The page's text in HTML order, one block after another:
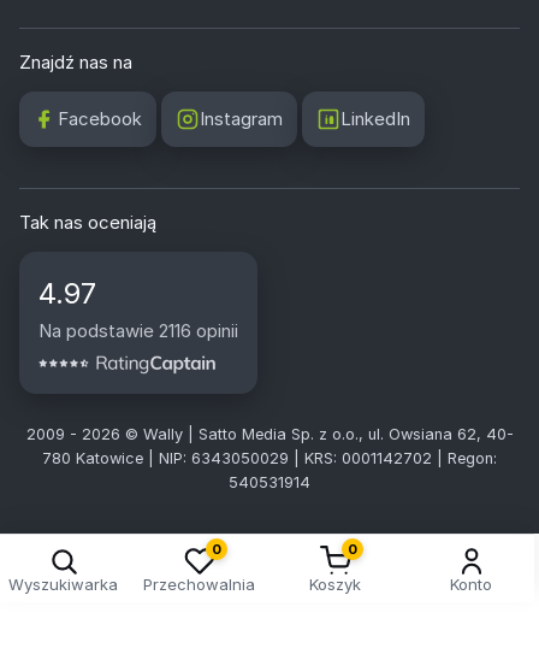
Znajdź nas na
Facebook Instagram LinkedIn
Tak nas oceniają
4.97
Na podstawie 2116 opinii
2009 - 2026 © Wally | Satto Media Sp. z o.o., ul. Owsiana 62, 40-
780 Katowice | NIP: 6343050029 | KRS: 0001142702 | Regon:
540531914
Wyszukiwarka
0
Przechowalnia
0
Koszyk Konto